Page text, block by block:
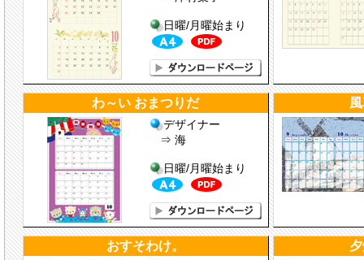
日曜/月曜始まり
わ～い おまつりだ
デザイナー
⇒ 海
日曜/月曜始まり
おすそわけ。